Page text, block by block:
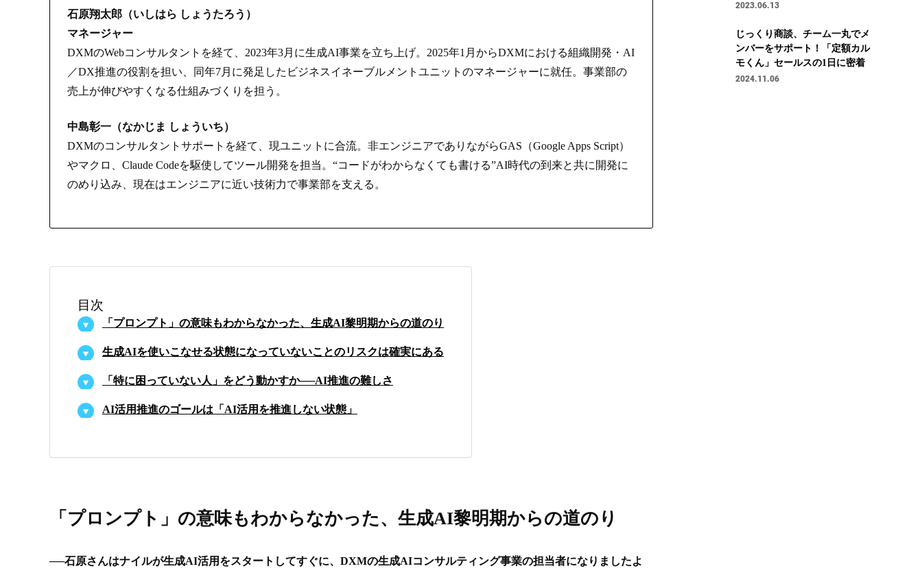
石原翔太郎（いしはら しょうたろう）
マネージャー
DXMのWebコンサルタントを経て、2023年3月に生成AI事業を立ち上げ。2025年1月からDXMにおける組織開発・AI
／DX推進の役割を担い、同年7月に発足したビジネスイネーブルメントユニットのマネージャーに就任。事業部の
売上が伸びやすくなる仕組みづくりを担う。
中島彰一（なかじま しょういち）
DXMのコンサルタントサポートを経て、現ユニットに合流。非エンジニアでありながらGAS（Google Apps Script）
やマクロ、Claude Codeを駆使してツール開発を担当。“コードがわからなくても書ける”AI時代の到来と共に開発に
のめり込み、現在はエンジニアに近い技術力で事業部を支える。
目次
「プロンプト」の意味もわからなかった、生成AI黎明期からの道のり
生成AIを使いこなせる状態になっていないことのリスクは確実にある
「特に困っていない人」をどう動かすか──AI推進の難しさ
AI活用推進のゴールは「AI活用を推進しない状態」
「プロンプト」の意味もわからなかった、生成AI黎明期からの道のり
──石原さんはナイルが生成AI活用をスタートしてすぐに、DXMの生成AIコンサルティング事業の担当者になりましたよ
2023.06.13
じっくり商談、チーム一丸でメ
ンバーをサポート！「定額カル
モくん」セールスの1日に密着
2024.11.06